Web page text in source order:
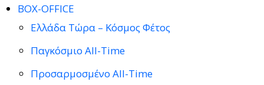
BOX-OFFICE
Ελλάδα Τώρα – Κόσμος Φέτος
Παγκόσμιο All-Time
Προσαρμοσμένο All-Time